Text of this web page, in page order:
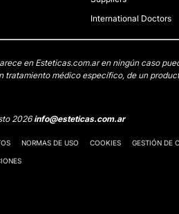
International Doctors
en Esteticas.com.ar en ningún caso
tratamiento médico específico, de un
2026info@esteticas.com.ar
NORMAS DE USO COOKIES GESTIÓN DE